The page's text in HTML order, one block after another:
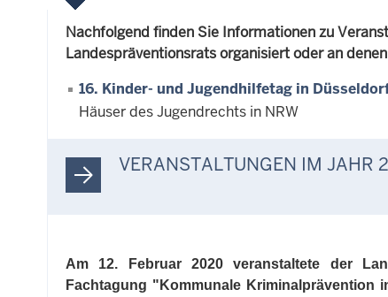
Nachfolgend finden Sie Informationen zu
Landespräventionsrats organisiert oder an
16. Kinder- und Jugendhilfetag in
Häuser des Jugendrechts in NRW
VERANSTALTUNGEN IM JAHR
Am 12. Februar 2020 veranstaltete der
Fachtagung "Kommunale Kriminalprävention